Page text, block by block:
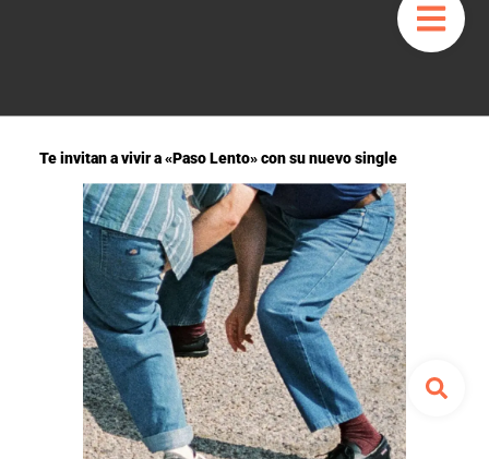
Te invitan a vivir a «Paso Lento» con su nuevo single